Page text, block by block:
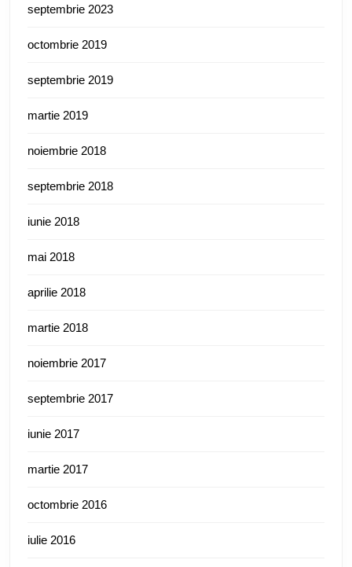
septembrie 2023
octombrie 2019
septembrie 2019
martie 2019
noiembrie 2018
septembrie 2018
iunie 2018
mai 2018
aprilie 2018
martie 2018
noiembrie 2017
septembrie 2017
iunie 2017
martie 2017
octombrie 2016
iulie 2016